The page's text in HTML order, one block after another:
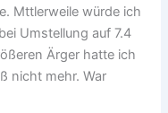
Mttlerweile würde ich
Umstellung auf 7.4
Ärger hatte ich
nicht mehr. War